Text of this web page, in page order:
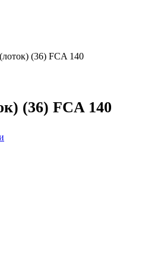
(36) FCA 140
(36) FCA 140